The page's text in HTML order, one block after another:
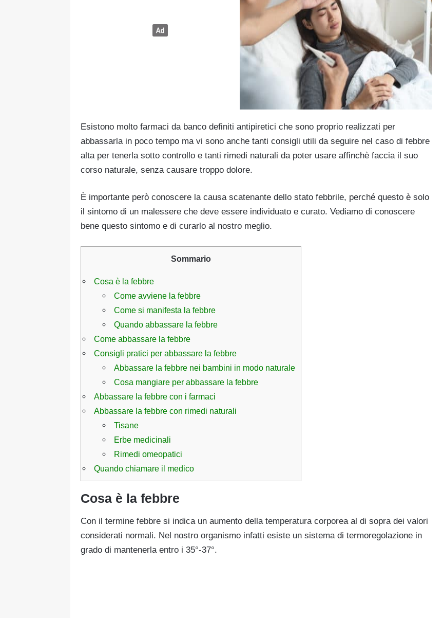
Esistono molto farmaci da banco definiti antipiretici che sono proprio realizzati per
abbassarla in poco tempo ma vi sono anche tanti consigli utili da seguire nel caso di febbre
alta per tenerla sotto controllo e tanti rimedi naturali da poter usare affinchè faccia il suo
corso naturale, senza causare troppo dolore.
È importante però conoscere la causa scatenante dello stato febbrile, perché questo è solo
il sintomo di un malessere che deve essere individuato e curato. Vediamo di conoscere
bene questo sintomo e di curarlo al nostro meglio.
Sommario
Cosa è la febbre
Come avviene la febbre
Come si manifesta la febbre
Quando abbassare la febbre
Come abbassare la febbre
Consigli pratici per abbassare la febbre
Abbassare la febbre nei bambini in modo naturale
Cosa mangiare per abbassare la febbre
Abbassare la febbre con i farmaci
Abbassare la febbre con rimedi naturali
Tisane
Erbe medicinali
Rimedi omeopatici
Quando chiamare il medico
Cosa è la febbre
Con il termine febbre si indica un aumento della temperatura corporea al di sopra dei valori
considerati normali. Nel nostro organismo infatti esiste un sistema di termoregolazione in
grado di mantenerla entro i 35°-37°.